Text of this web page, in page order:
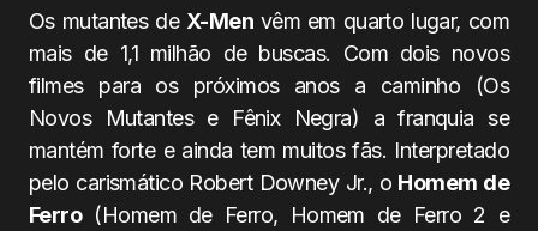
Os mutantes de X-Men vêm em quarto lugar, com
mais de 1,1 milhão de buscas. Com dois novos
filmes para os próximos anos a caminho (Os
Novos Mutantes e Fênix Negra) a franquia se
mantém forte e ainda tem muitos fãs. Interpretado
pelo carismático Robert Downey Jr., o Homem de
Ferro(Homem de Ferro, Homem de Ferro 2 e